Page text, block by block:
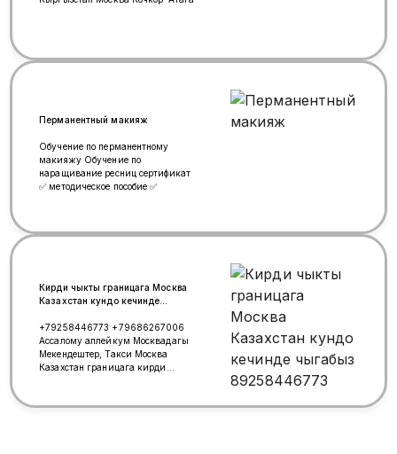
Перманентный макияж
Обучение по перманентному
макияжу Обучение по
наращивание ресниц сертификат
✅ методическое пособие ✅
Кирди чыкты границага Москва
Казахстан кундо кечинде
+79258446773 +79686267006
Ассалому аллейкум Москвадагы
Мекендештер, Такси Москва
Казахстан границага кирди
просроченный же болбосо жоготуп